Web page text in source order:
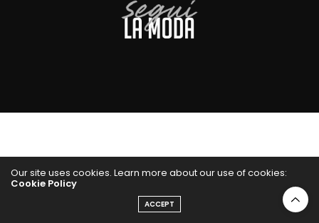
Our site uses cookies. Learn more about our use of cookies:
Cookie Policy
ACCEPT